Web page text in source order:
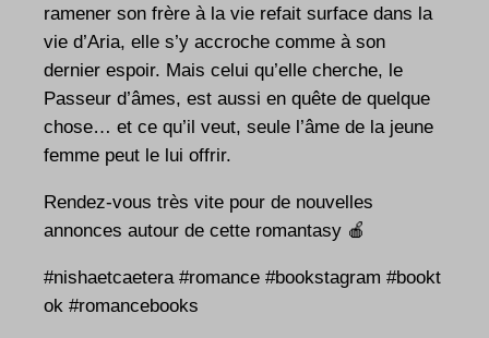
ramener son frère à la vie refait surface dans la
vie d’Aria, elle s’y accroche comme à son
dernier espoir. Mais celui qu’elle cherche, le
Passeur d’âmes, est aussi en quête de quelque
chose… et ce qu’il veut, seule l’âme de la jeune
femme peut le lui offrir.
Rendez-vous très vite pour de nouvelles
annonces autour de cette romantasy 🍎
#nishaetcaetera #romance #bookstagram #bookt
ok #romancebooks